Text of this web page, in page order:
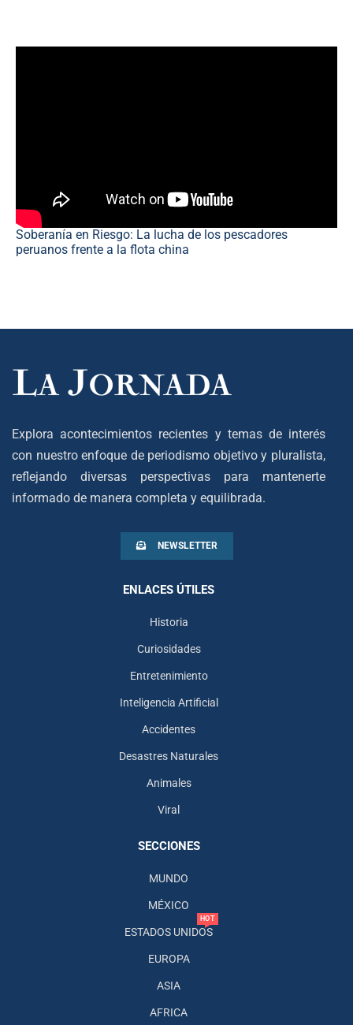
Soberanía en Riesgo: La lucha de los pescadores
peruanos frente a la flota china
Explora acontecimientos recientes y temas de interés
con nuestro enfoque de periodismo objetivo y pluralista,
reflejando diversas perspectivas para mantenerte
informado de manera completa y equilibrada.
NEWSLETTER
ENLACES ÚTILES
Historia
Curiosidades
Entretenimiento
Inteligencia Artificial
Accidentes
Desastres Naturales
Animales
Viral
SECCIONES
MUNDO
MÉXICO
ESTADOS UNIDOS
HOT
EUROPA
ASIA
AFRICA